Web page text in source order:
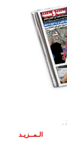
الـمــزيـد